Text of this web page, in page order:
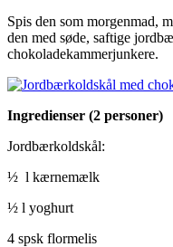
Spis den som morgenmad,
den med søde, saftige
chokoladekammerjunkere.
Ingredienser (2 personer)
Jordbærkoldskål:
½ l kærnemælk
½ l yoghurt
4 spsk flormelis